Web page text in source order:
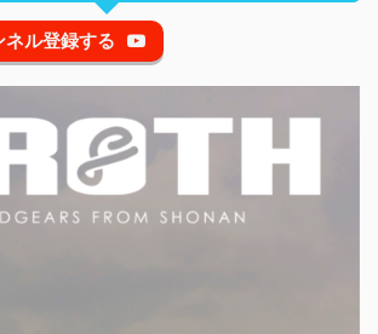
ル登録する